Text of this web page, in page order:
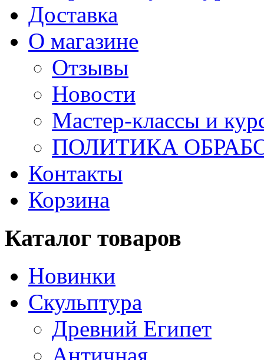
Доставка
О магазине
Отзывы
Новости
Мастер-классы и
ПОЛИТИКА
Контакты
Корзина
Каталог товаров
Новинки
Скульптура
Древний Египет